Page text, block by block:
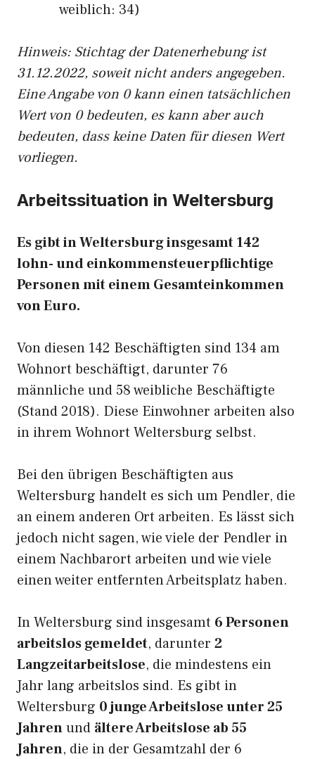
weiblich: 34)
Hinweis: Stichtag der Datenerhebung ist
31.12.2022, soweit nicht anders angegeben.
Eine Angabe von 0 kann einen tatsächlichen
Wert von 0 bedeuten, es kann aber auch
bedeuten, dass keine Daten für diesen Wert
vorliegen.
Arbeitssituation in Weltersburg
Es gibt in Weltersburg insgesamt 142
lohn- und einkommensteuerpflichtige
Personen mit einem Gesamteinkommen
von Euro.
Von diesen 142 Beschäftigten sind 134 am
Wohnort beschäftigt, darunter 76
männliche und 58 weibliche Beschäftigte
(Stand 2018). Diese Einwohner arbeiten also
in ihrem Wohnort Weltersburg selbst.
Bei den übrigen Beschäftigten aus
Weltersburg handelt es sich um Pendler, die
an einem anderen Ort arbeiten. Es lässt sich
jedoch nicht sagen, wie viele der Pendler in
einem Nachbarort arbeiten und wie viele
einen weiter entfernten Arbeitsplatz haben.
In Weltersburg sind insgesamt 6 Personen
arbeitslos gemeldet, darunter 2
Langzeitarbeitslose, die mindestens ein
Jahr lang arbeitslos sind. Es gibt in
Weltersburg 0 junge Arbeitslose unter 25
Jahrenund ältere Arbeitslose ab 55
Jahren, die in der Gesamtzahl der 6